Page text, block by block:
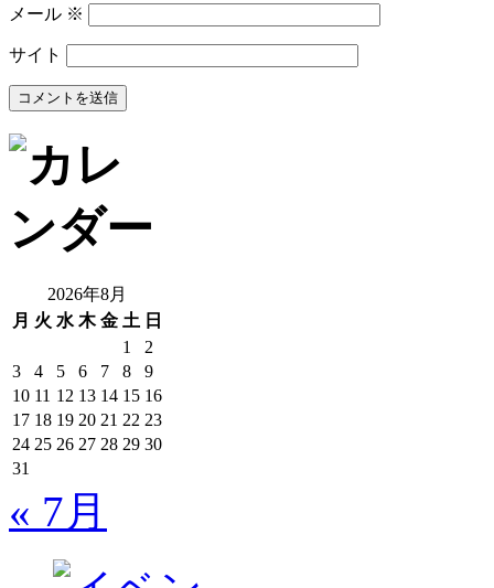
メール ※
サイト
2026年8月
月 火 水 木 金 土 日
1
2
3
4 5 6 7 8
9
10 11 12 13 14 15 16
17 18 19 20 21 22 23
24 25 26 27 28 29 30
31
« 7月